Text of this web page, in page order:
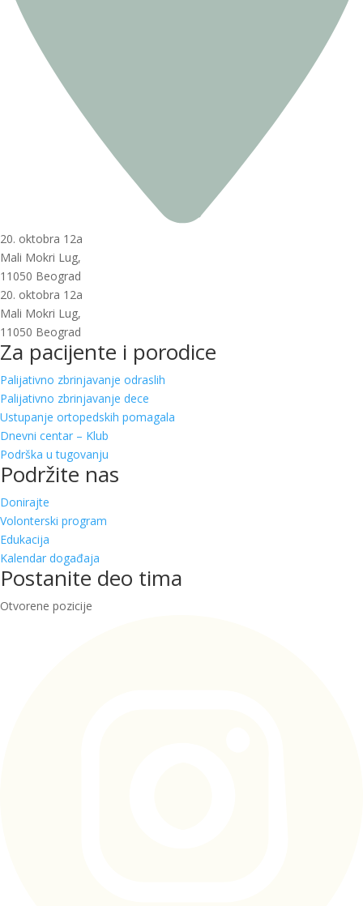
20. oktobra 12a
Mali Mokri Lug,
11050 Beograd
20. oktobra 12a
Mali Mokri Lug,
11050 Beograd
Za pacijente i porodice
Palijativno zbrinjavanje odraslih
Palijativno zbrinjavanje dece
Ustupanje ortopedskih pomagala
Dnevni centar – Klub
Podrška u tugovanju
Podržite nas
Donirajte
Volonterski program
Edukacija
Kalendar događaja
Postanite deo tima
Otvorene pozicije